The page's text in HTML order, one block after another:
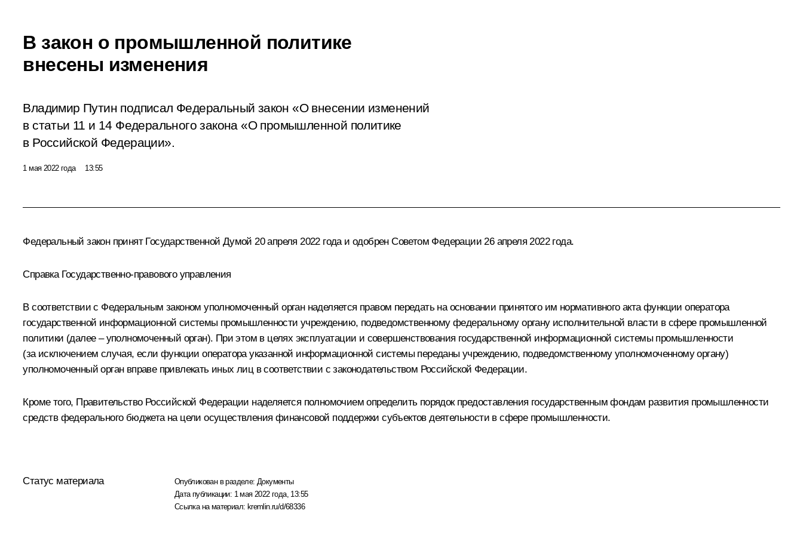
В закон о промышленной политике
внесены изменения
Владимир Путин подписал Федеральный закон «О внесении изменений
в статьи 11 и 14 Федерального закона «О промышленной политике
в Российской Федерации».
1 мая 2022 года 13:55
Федеральный закон принят Государственной Думой 20 апреля 2022 года и одобрен Советом Федерации 26 апреля 2022 года.
Справка Государственно-правового управления
В соответствии с Федеральным законом уполномоченный орган наделяется правом передать на основании принятого им нормативного акта функции оператора
государственной информационной системы промышленности учреждению, подведомственному федеральному органу исполнительной власти в сфере промышленной
политики (далее – уполномоченный орган). При этом в целях эксплуатации и совершенствования государственной информационной системы промышленности
(за исключением случая, если функции оператора указанной информационной системы переданы учреждению, подведомственному уполномоченному органу)
уполномоченный орган вправе привлекать иных лиц в соответствии с законодательством Российской Федерации.
Кроме того, Правительство Российской Федерации наделяется полномочием определить порядок предоставления государственным фондам развития промышленности
средств федерального бюджета на цели осуществления финансовой поддержки субъектов деятельности в сфере промышленности.
Статус материала Опубликован в разделе: Документы
Дата публикации: 1 мая 2022 года, 13:55
Ссылка на материал: kremlin.ru/d/68336